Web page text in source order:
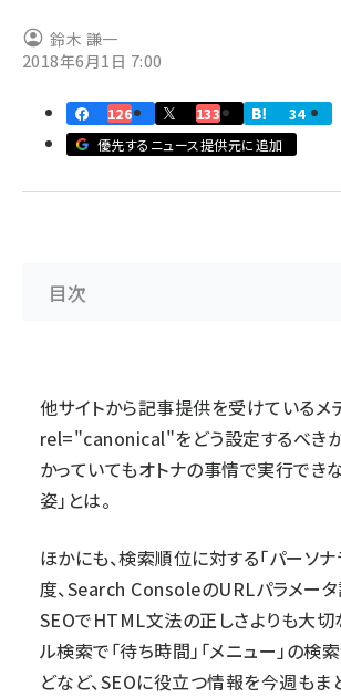
meo (1275)
鈴木 謙一
2018年6月1日 7:00
126 133
34
優先するニュース提供元に追加
目次
他サイトから記事提供を受けているメ
rel="canonical"をどう設定するべき
かっていてもオトナの事情で実行でき
姿」とは。
ほかにも、検索順位に対する「パーソ
度、Search ConsoleのURLパラメータ
SEOでHTML文法の正しさよりも大切
ル検索で「待ち時間」「メニュー」の
どなど、SEOに役立つ情報を今週もま